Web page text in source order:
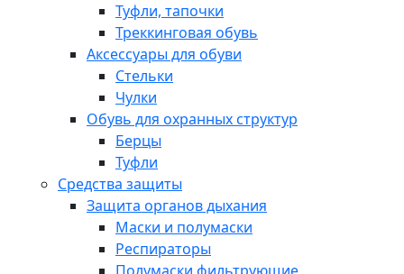
Туфли, тапочки
Треккинговая обувь
Аксессуары для обуви
Стельки
Чулки
Обувь для охранных структур
Берцы
Туфли
Средства защиты
Защита органов дыхания
Маски и полумаски
Респираторы